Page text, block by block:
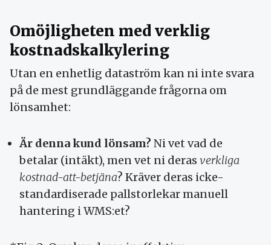
Omöjligheten med verklig
kostnadskalkylering
Utan en enhetlig dataström kan ni inte svara
på de mest grundläggande frågorna om
lönsamhet:
Är denna kund lönsam? Ni vet vad de
betalar (intäkt), men vet ni deras verkliga
kostnad-att-betjäna? Kräver deras icke-
standardiserade pallstorlekar manuell
hantering i WMS:et?